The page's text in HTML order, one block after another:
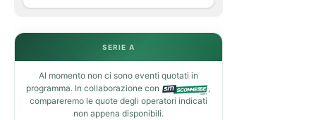
SERIE A
Al momento non ci sono eventi quotati in
programma. In collaborazione con
,
compareremo le quote degli operatori indicati
non appena disponibili.